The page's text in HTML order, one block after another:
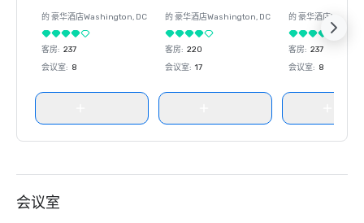
的 豪华酒店Washington, DC
客房: 237
会议室: 8
的 豪华酒店Washington, DC
客房: 220
会议室: 17
的 豪华酒店
客房: 237
会议室: 8
会议室